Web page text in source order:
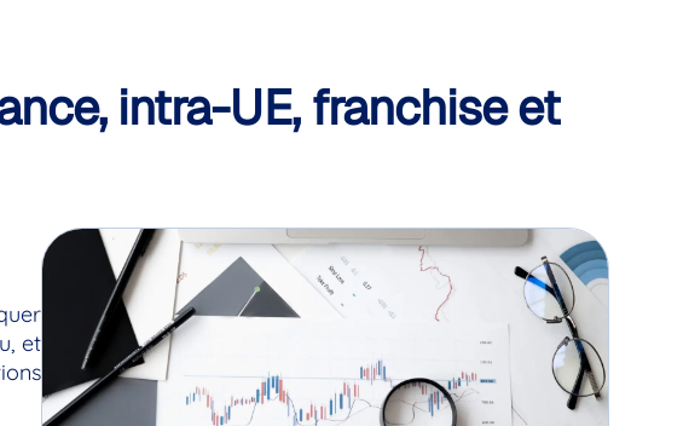
intra-UE, franchise et
et